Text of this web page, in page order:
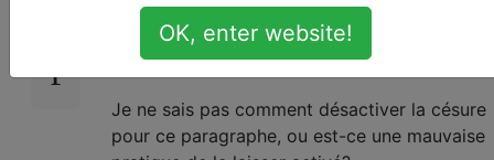
défini pour cette zone et j'utilise "Justifier
avec la dernière ligne alignée à gauche"
(comme on le voit dans la capture d'écran).
Je ne sais pas comment désactiver la césure
pour ce paragraphe, ou est-ce une mauvaise
OK, enter website!